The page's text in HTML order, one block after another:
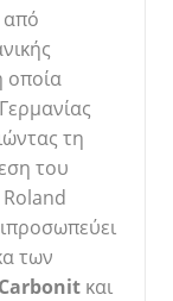
από
οποία
τη
του
των
Carbonit και